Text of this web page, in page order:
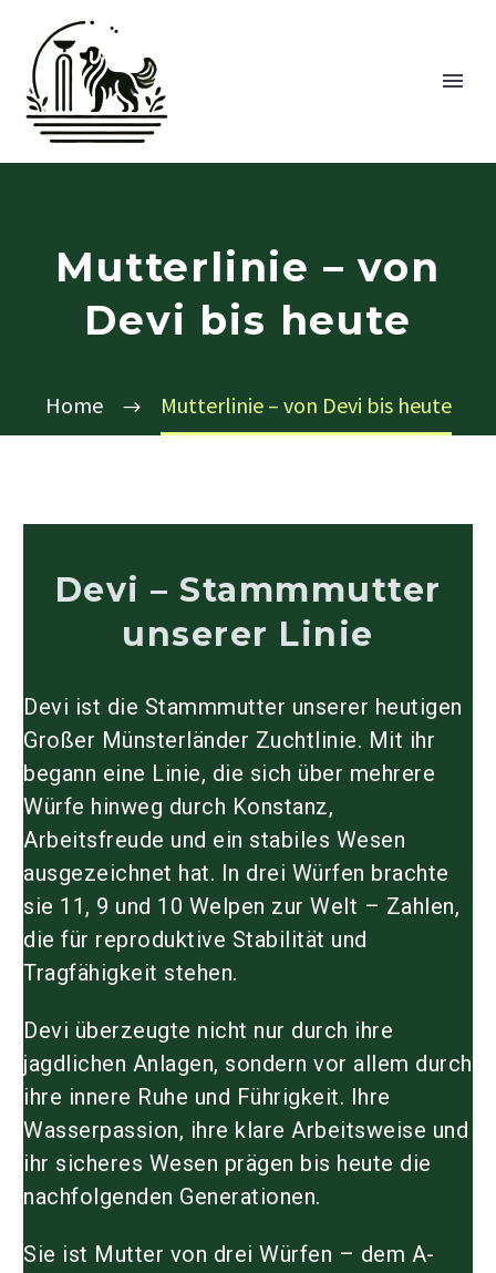
Mutterlinie – von
Devi bis heute
Home Mutterlinie – von Devi bis heute
Devi – Stammmutter
unserer Linie
Devi ist die Stammmutter unserer heutigen
Großer Münsterländer Zuchtlinie. Mit ihr
begann eine Linie, die sich über mehrere
Würfe hinweg durch Konstanz,
Arbeitsfreude und ein stabiles Wesen
ausgezeichnet hat. In drei Würfen brachte
sie 11, 9 und 10 Welpen zur Welt – Zahlen,
die für reproduktive Stabilität und
Tragfähigkeit stehen.
Devi überzeugte nicht nur durch ihre
jagdlichen Anlagen, sondern vor allem durch
ihre innere Ruhe und Führigkeit. Ihre
Wasserpassion, ihre klare Arbeitsweise und
ihr sicheres Wesen prägen bis heute die
nachfolgenden Generationen.
Sie ist Mutter von drei Würfen – dem A-